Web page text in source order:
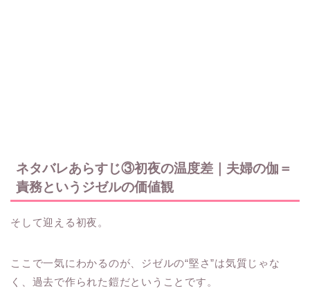
ネタバレあらすじ③初夜の温度差｜夫婦の伽＝
責務というジゼルの価値観
そして迎える初夜。
ここで一気にわかるのが、ジゼルの“堅さ”は気質じゃな
く、過去で作られた鎧だということです。